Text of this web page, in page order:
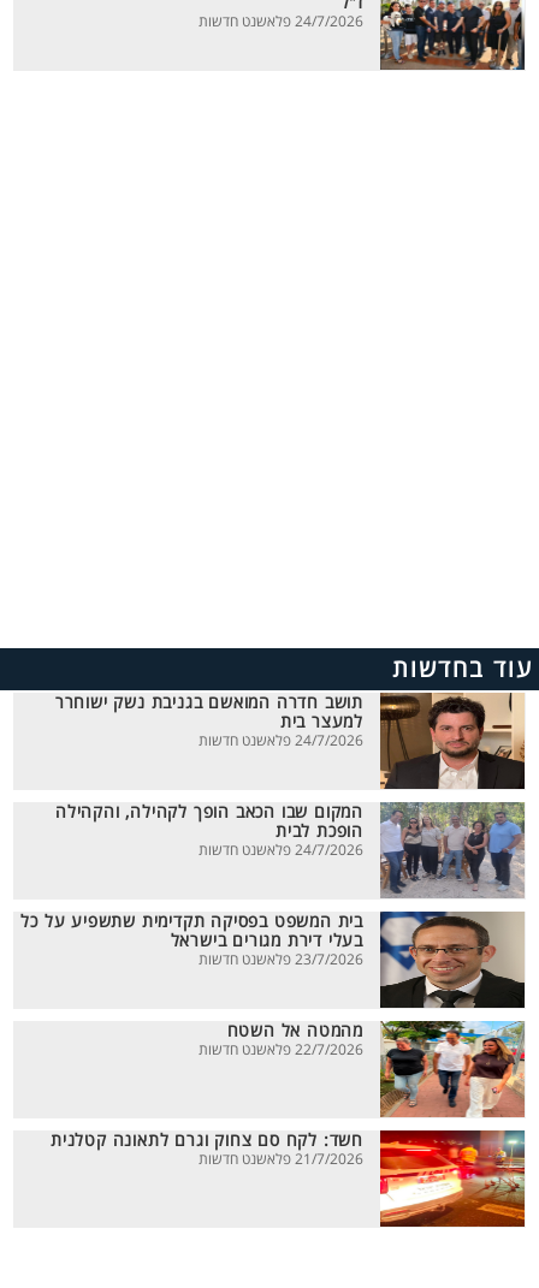
24/7/2026 פלאשנט חדשות
עוד בחדשות
תושב חדרה המואשם בגניבת נשק ישוחרר
למעצר בית
24/7/2026 פלאשנט חדשות
המקום שבו הכאב הופך לקהילה, והקהילה
הופכת לבית
24/7/2026 פלאשנט חדשות
בית המשפט בפסיקה תקדימית שתשפיע על כל
בעלי דירת מגורים בישראל
23/7/2026 פלאשנט חדשות
מהמטה אל השטח
22/7/2026 פלאשנט חדשות
חשד: לקח סם צחוק וגרם לתאונה קטלנית
21/7/2026 פלאשנט חדשות